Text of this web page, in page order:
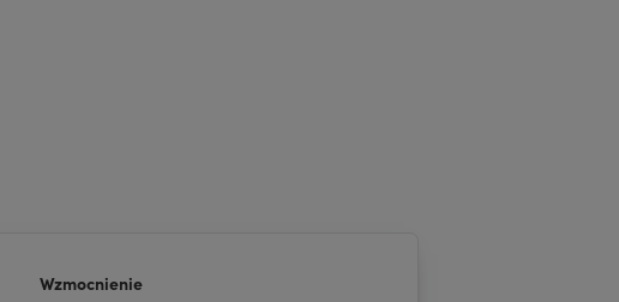
Wzmocnienie